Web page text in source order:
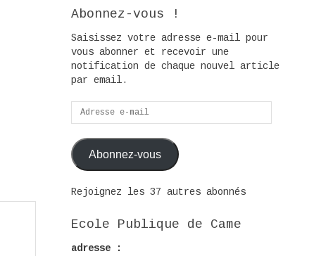
Abonnez-vous !
Saisissez votre adresse e-mail pour
vous abonner et recevoir une
notification de chaque nouvel article
par email.
Adresse
e-
mail
Abonnez-vous
Rejoignez les 37 autres abonnés
Ecole Publique de Came
adresse :